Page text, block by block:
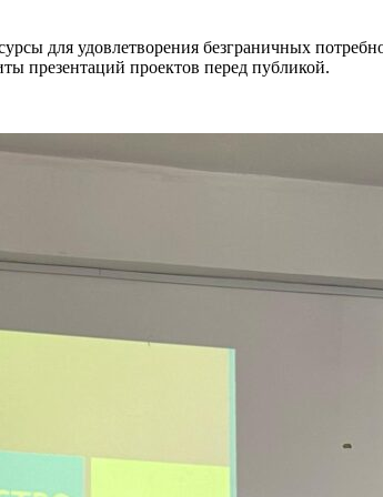
для удовлетворения безграничных
презентаций проектов перед публикой.